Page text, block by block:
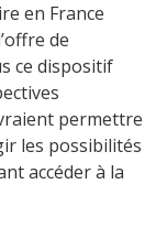
en France
de
ce dispositif
permettre
les possibilités
accéder à la